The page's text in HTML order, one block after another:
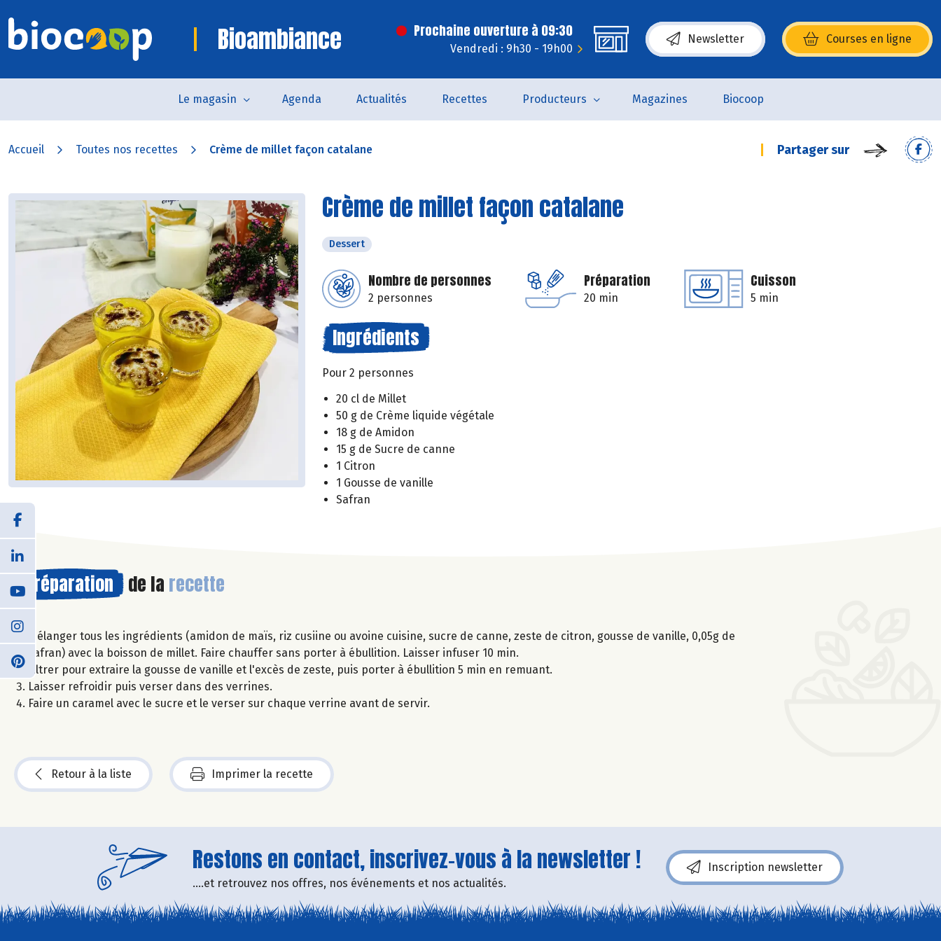
Bioambiance Prochaine ouverture à 09:30
Vendredi : 9h30 - 19h00
Newsletter Courses en ligne
(s’ouvre dans une nouvelle fenêtre)
Le magasin Agenda Actualités Recettes Producteurs Magazines Biocoop
Accueil Toutes nos recettes Crème de millet façon catalane Partager sur
Crème de millet façon catalane
Dessert
Nombre de personnes
2 personnes
Préparation
20 min
Cuisson
5 min
Ingrédients
Pour 2 personnes
20 cl de Millet
50 g de Crème liquide végétale
18 g de Amidon
15 g de Sucre de canne
1 Citron
1 Gousse de vanille
Safran
Préparation de la recette
Mélanger tous les ingrédients (amidon de maïs, riz cusiine ou avoine cuisine, sucre de canne, zeste de citron, gousse de vanille, 0,05g de
safran) avec la boisson de millet. Faire chauffer sans porter à ébullition. Laisser infuser 10 min.
Filtrer pour extraire la gousse de vanille et l'excès de zeste, puis porter à ébullition 5 min en remuant.
Laisser refroidir puis verser dans des verrines.
Faire un caramel avec le sucre et le verser sur chaque verrine avant de servir.
Retour à la liste Imprimer la recette
Restons en contact, inscrivez-vous à la newsletter !
....et retrouvez nos offres, nos événements et nos actualités.
Inscription newsletter